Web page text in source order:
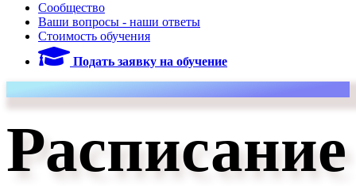
Сообщество
Ваши вопросы - наши ответы
Стоимость обучения
Подать заявку на обучение
Расписание